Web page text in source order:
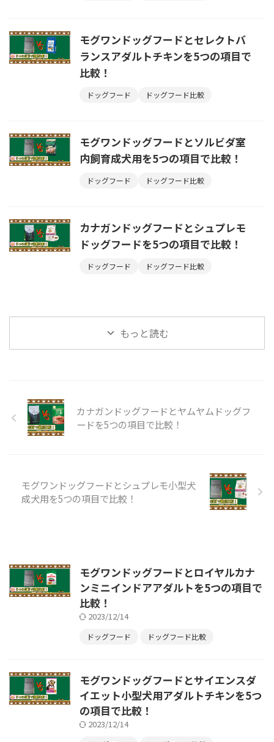
モグワンドッグフードとセレクトバ
ランスアダルトチキンを5つの項目で
比較！
ドッグフード ドッグフード比較
モグワンドッグフードとソルビダ室
内飼育成犬用を5つの項目で比較！
ドッグフード ドッグフード比較
カナガンドッグフードとシュプレモ
ドッグフードを5つの項目で比較！
ドッグフード ドッグフード比較
もっと読む
カナガンドッグフードとヤムヤムドッグフ
ードを5つの項目で比較！
モグワンドッグフードとシュプレモ小型犬
成犬用を5つの項目で比較！
モグワンドッグフードとロイヤルカナ
ンミニインドアアダルトを5つの項目で
比較！
2023/12/14
ドッグフード ドッグフード比較
モグワンドッグフードとサイエンスダ
イエット小型犬用アダルトチキンを5つ
の項目で比較！
2023/12/14